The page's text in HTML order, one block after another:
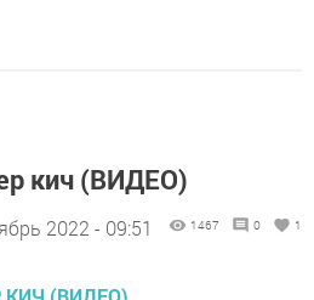
кич (ВИДЕО)
2022 - 09:51 1467 0 1